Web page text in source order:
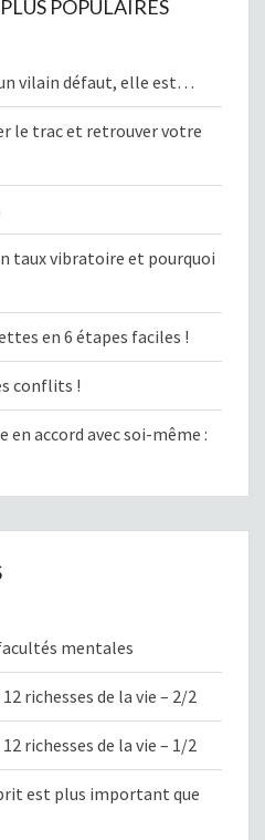
POPULAIRES
vilain défaut, elle est…
le trac et retrouver votre
taux vibratoire et pourquoi
en 6 étapes faciles !
conflits !
en accord avec soi-même :
mentales
richesses de la vie – 2/2
richesses de la vie – 1/2
est plus important que